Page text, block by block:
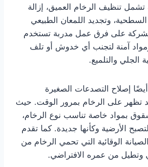
تشمل تنظيف الرخام العميق، إزالة
وتجديد اللمعان الطبيعي
على فرق عمل مدربة تستخدم
آمنة لتجنب أي خدوش أو تلف
الجلي والتلميع.
إصلاح التصدعات الصغيرة
تظهر على الرخام بمرور الوقت. حيث
بمواد خاصة تناسب نوع الرخام،
الأرضية وكأنها جديدة. كما تقدم
الوقائية التي تحمي الرخام من
وتطيل من عمره الافتراضي.